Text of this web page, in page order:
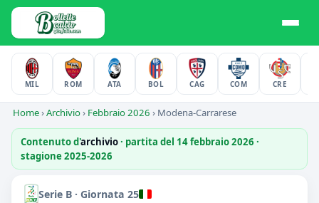
MIL ROM ATA BOL CAG COM CRE
Home›Archivio› Febbraio 2026 › Modena-Carrarese
Contenuto d'archivio· partita del 14 febbraio 2026 ·
stagione 2025-2026
Serie B · Giornata 25